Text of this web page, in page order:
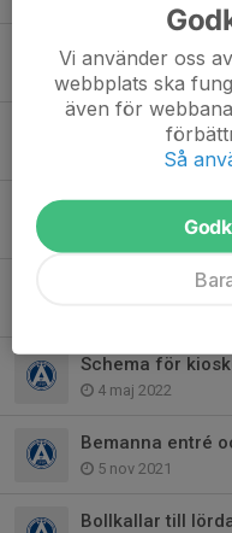
Påminnelse!
24 jul 2022
Hjälp till A-
Påminnelse om
Schema för
4 maj 2022
Bemanna entré
5 nov 2021
Bollkallar till
Vi använder oss
webbplats ska
även för
Så